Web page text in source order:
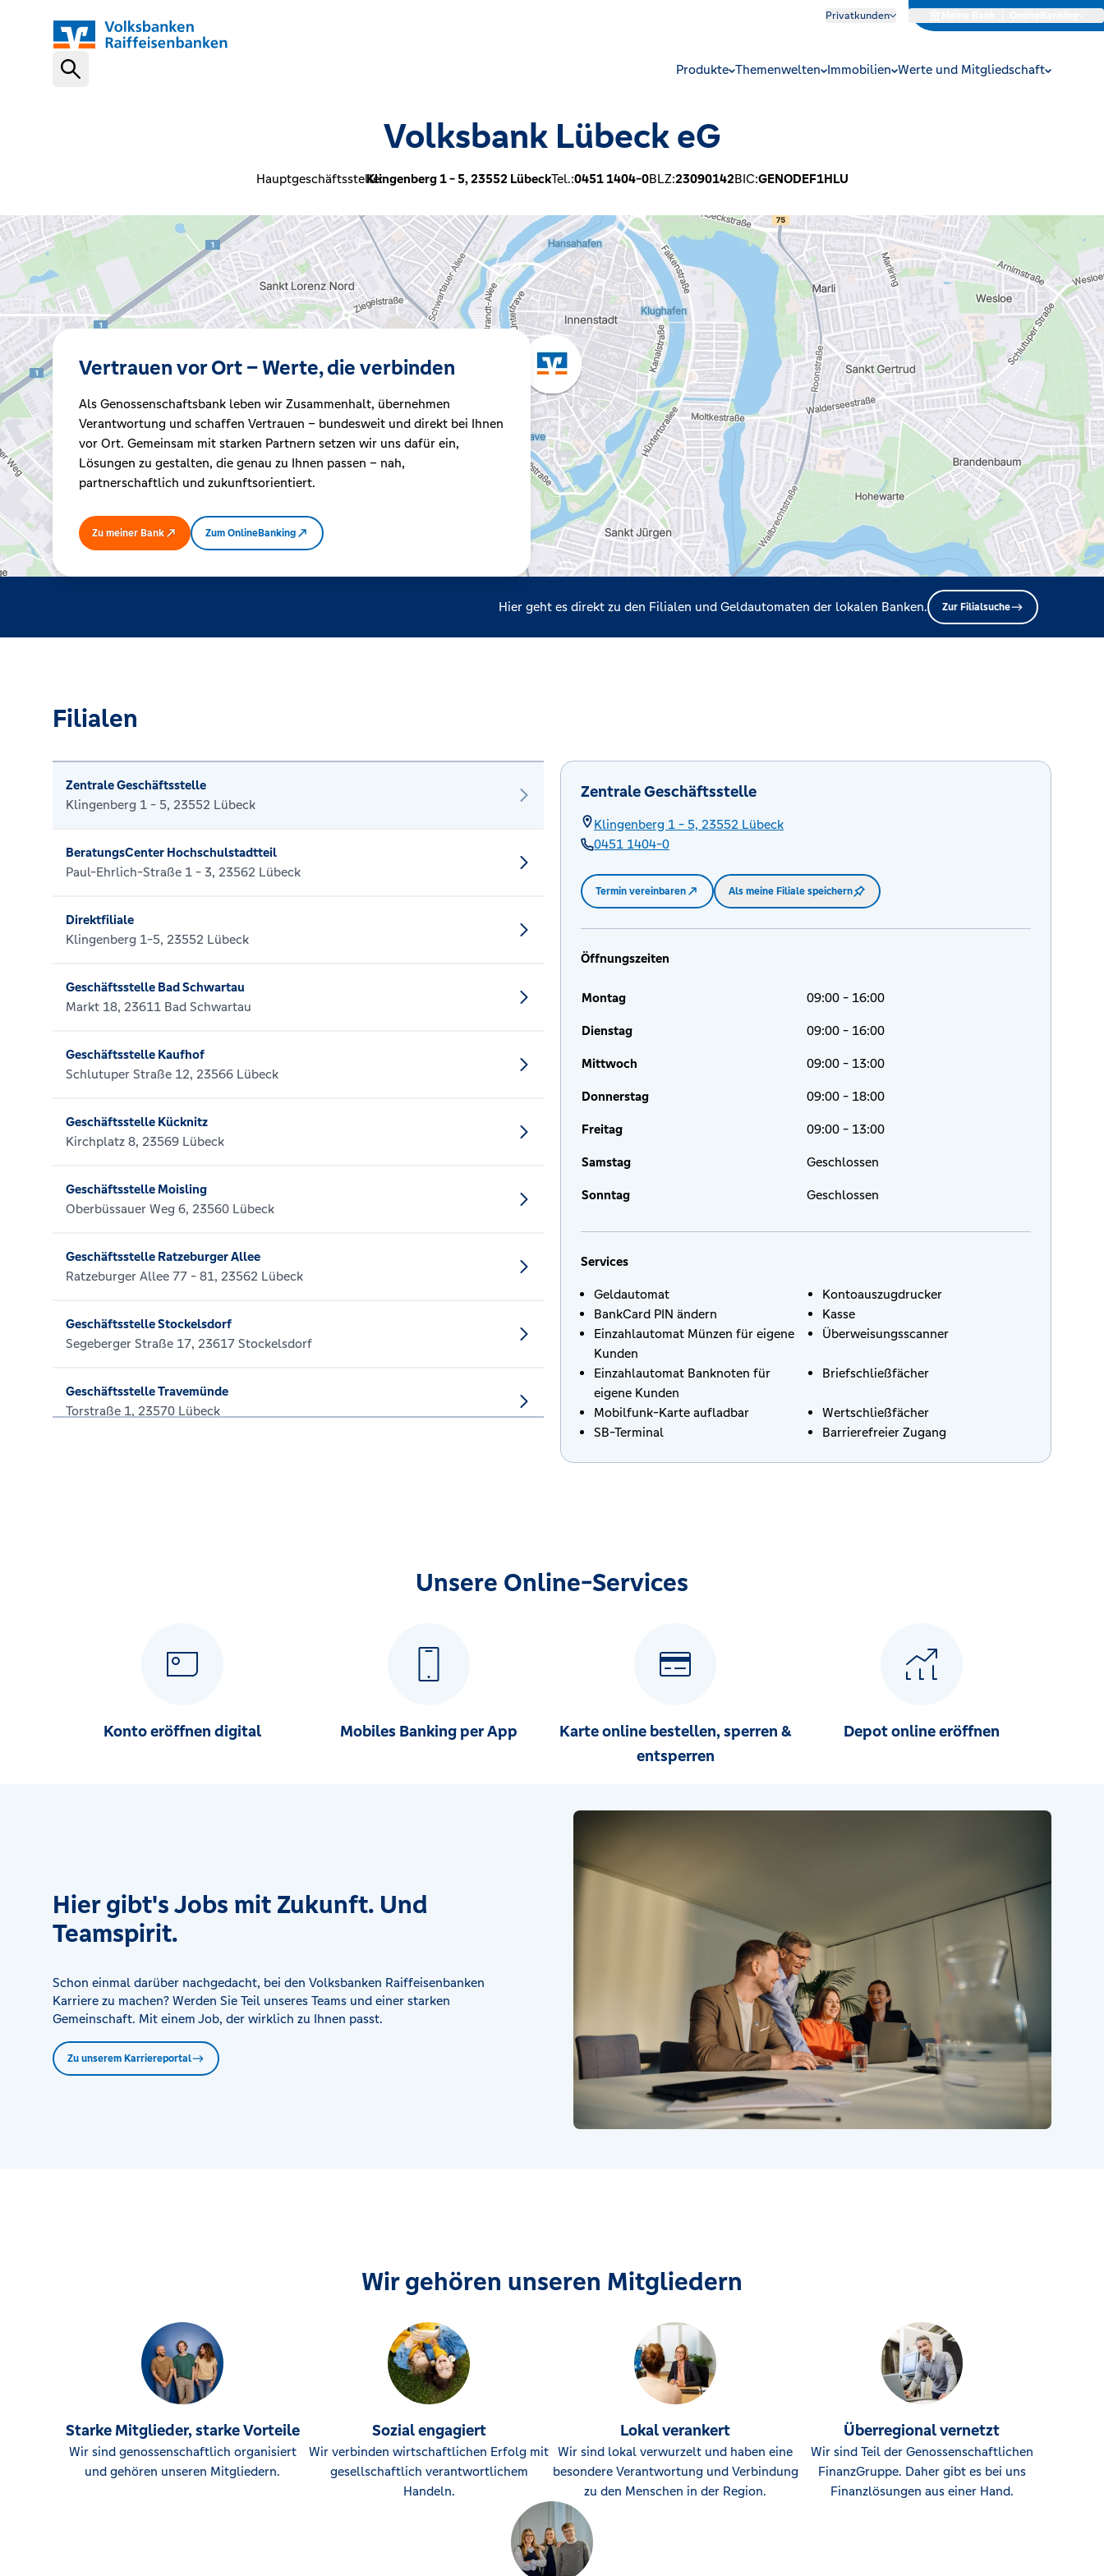
Privatkunden
VR Banking App
Kreditrechner
Immobilien
Produkte Themenwelten Immobilien Werte und Mitgliedschaft
Volksbank Lübeck eG
Hauptgeschäftsstelle:Klingenberg 1 - 5,23552 LübeckTel.:0451 1404-0BLZ:23090142BIC:GENODEF1HLU
Vertrauen vor Ort – Werte, die verbinden
Als Genossenschaftsbank leben wir Zusammenhalt, übernehmen
Verantwortung und schaffen Vertrauen – bundesweit und direkt bei Ihnen
vor Ort. Gemeinsam mit starken Partnern setzen wir uns dafür ein,
Lösungen zu gestalten, die genau zu Ihnen passen – nah,
partnerschaftlich und zukunftsorientiert.
Zu meiner Bank Zum OnlineBanking
Hier geht es direkt zu den Filialen und Geldautomaten der lokalen Banken. Zur Filialsuche
Filialen
Zentrale Geschäftsstelle
Klingenberg 1 - 5, 23552 Lübeck
BeratungsCenter Hochschulstadtteil
Paul-Ehrlich-Straße 1 - 3, 23562 Lübeck
Direktfiliale
Klingenberg 1-5, 23552 Lübeck
Geschäftsstelle Bad Schwartau
Markt 18, 23611 Bad Schwartau
Geschäftsstelle Kaufhof
Schlutuper Straße 12, 23566 Lübeck
Geschäftsstelle Kücknitz
Kirchplatz 8, 23569 Lübeck
Geschäftsstelle Moisling
Oberbüssauer Weg 6, 23560 Lübeck
Geschäftsstelle Ratzeburger Allee
Ratzeburger Allee 77 - 81, 23562 Lübeck
Geschäftsstelle Stockelsdorf
Segeberger Straße 17, 23617 Stockelsdorf
Geschäftsstelle Travemünde
Torstraße 1, 23570 Lübeck
Zentrale Geschäftsstelle
Klingenberg 1 - 5, 23552 Lübeck
0451 1404-0
Termin vereinbaren Als meine Filiale speichern
Öffnungszeiten
Montag 09:00 - 16:00
Dienstag 09:00 - 16:00
Mittwoch 09:00 - 13:00
Donnerstag 09:00 - 18:00
Freitag 09:00 - 13:00
Samstag Geschlossen
Sonntag Geschlossen
Services
Geldautomat
Kontoauszugdrucker
BankCard PIN ändern
Kasse
Einzahlautomat Münzen für eigene
Kunden
Überweisungsscanner
Einzahlautomat Banknoten für
eigene Kunden
Briefschließfächer
Mobilfunk-Karte aufladbar
Wertschließfächer
SB-Terminal
Barrierefreier Zugang
Unsere Online-Services
Konto eröffnen digital Mobiles Banking per App
Karte online bestellen, sperren &
entsperren
Depot online eröffnen
Hier gibt's Jobs mit Zukunft. Und
Teamspirit.
Schon einmal darüber nachgedacht, bei den Volksbanken Raiffeisenbanken
Karriere zu machen? Werden Sie Teil unseres Teams und einer starken
Gemeinschaft. Mit einem Job, der wirklich zu Ihnen passt.
Zu unserem Karriereportal
Wir gehören unseren Mitgliedern
Starke Mitglieder, starke Vorteile
Wir sind genossenschaftlich organisiert
und gehören unseren Mitgliedern.
Sozial engagiert
Wir verbinden wirtschaftlichen Erfolg mit
gesellschaftlich verantwortlichem
Handeln.
Lokal verankert
Wir sind lokal verwurzelt und haben eine
besondere Verantwortung und Verbindung
zu den Menschen in der Region.
Überregional vernetzt
Wir sind Teil der Genossenschaftlichen
FinanzGruppe. Daher gibt es bei uns
Finanzlösungen aus einer Hand.